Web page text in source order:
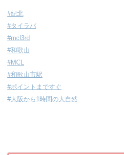
#紀北
#タイラバ
#mcl3rd
#和歌山
#MCL
#和歌山市駅
#ポイントまですぐ
#大阪から1時間の大自然